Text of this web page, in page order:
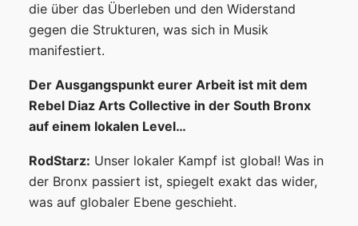
die über das Überleben und den Widerstand
gegen die Strukturen, was sich in Musik
manifestiert.
Der Ausgangspunkt eurer Arbeit ist mit dem
Rebel Diaz Arts Collective in der South Bronx
auf einem lokalen Level…
RodStarz: Unser lokaler Kampf ist global! Was in
der Bronx passiert ist, spiegelt exakt das wider,
was auf globaler Ebene geschieht.